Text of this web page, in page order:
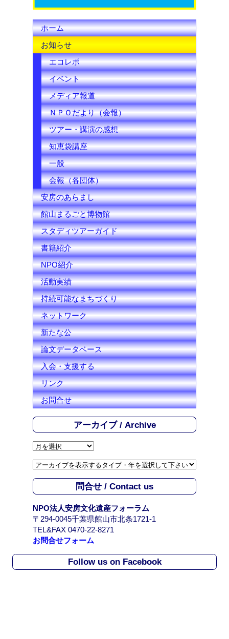
h
a
n
n
e
l
ホーム
お知らせ
エコレポ
イベント
メディア報道
ＮＰＯだより（会報）
ツアー・講演の感想
知恵袋講座
一般
会報（各団体）
安房のあらまし
館山まるごと博物館
スタディツアーガイド
書籍紹介
NPO紹介
活動実績
持続可能なまちづくり
ネットワーク
新たな公
論文データベース
入会・支援する
リンク
お問合せ
アーカイブ / Archive
ア
カ
イ
ブ
A
r
c
h
i
問合せ / Contact us
NPO法人安房文化遺産フォーラム
〒294-0045千葉県館山市北条1721-1
TEL&FAX 0470-22-8271
お問合せフォーム
Follow us on Facebook